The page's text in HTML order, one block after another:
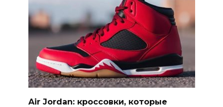
Air Jordan: кроссовки, которые